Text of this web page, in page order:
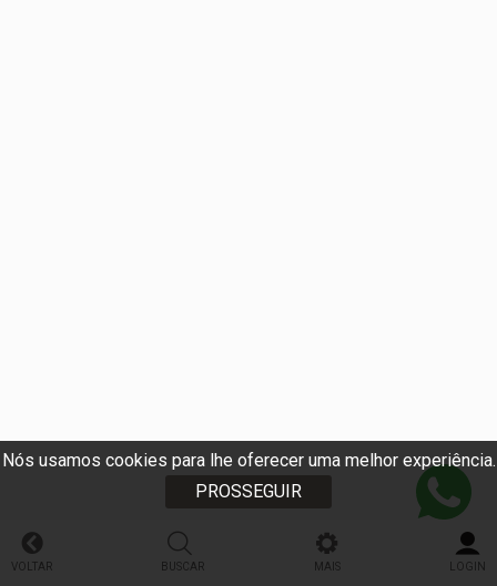
Nós usamos cookies para lhe oferecer uma melhor experiência.
PROSSEGUIR
VOLTAR BUSCAR MAIS LOGIN